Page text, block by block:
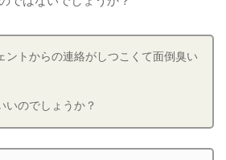
ントからの連絡がしつこくて面倒臭い
いのでしょうか？